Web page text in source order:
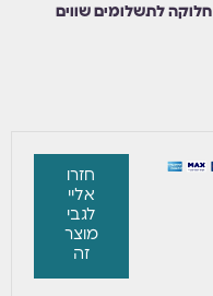
חלוקה לתשלומים שווים
חזרו
אליי
לגבי
מוצר
זה